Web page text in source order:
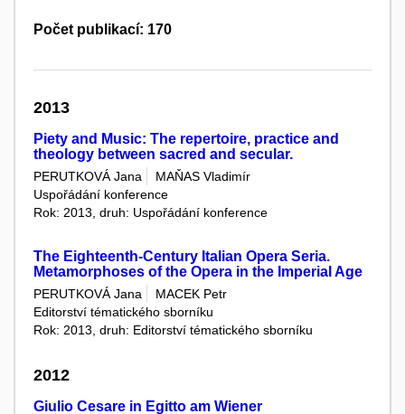
Počet publikací: 170
2013
Piety and Music: The repertoire, practice and
theology between sacred and secular.
PERUTKOVÁ Jana
MAŇAS Vladimír
Uspořádání konference
Rok: 2013, druh: Uspořádání konference
The Eighteenth-Century Italian Opera Seria.
Metamorphoses of the Opera in the Imperial Age
PERUTKOVÁ Jana
MACEK Petr
Editorství tématického sborníku
Rok: 2013, druh: Editorství tématického sborníku
2012
Giulio Cesare in Egitto am Wiener